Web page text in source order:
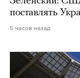
поставлять
5 часов назад